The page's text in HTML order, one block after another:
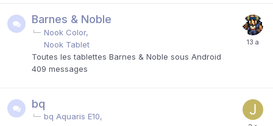
Barnes & Noble
Nook Color
Nook Tablet
Toutes les tablettes Barnes & Noble sous Android
409 messages
bq
bq Aquaris E10